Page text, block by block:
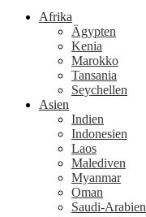
Afrika
Ägypten
Kenia
Marokko
Tansania
Seychellen
Asien
Indien
Indonesien
Laos
Malediven
Myanmar
Oman
Saudi-Arabien